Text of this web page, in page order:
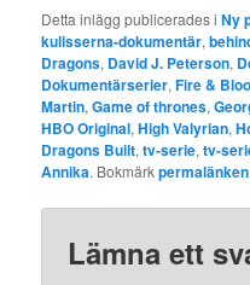
Detta inlägg publicerades iNy
kulisserna-dokumentär,
Dragons, David J. Peterson,
Dokumentärserier,Fire &
Martin,Game of thrones,
HBO Original,High Valyrian,
Dragons Built,tv-serie,tv-
Annika. Bokmärkpermalänken
Lämna ett